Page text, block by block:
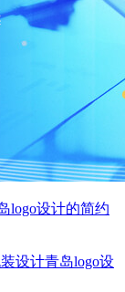
logo设计的简约
设计青岛logo设